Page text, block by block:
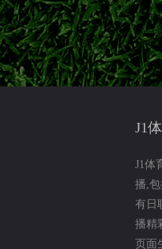
大赛。对比两名锋线球员技术
伊东纯也 前田大然 日本
新赛季
训新星动态，详解揭幕战对阵
大阪
J1
J1体
播,
有日
播精
页面